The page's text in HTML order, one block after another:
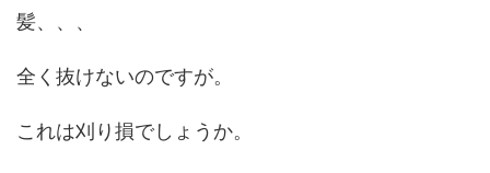
髪、、、
全く抜けないのですが。
これは刈り損でしょうか。